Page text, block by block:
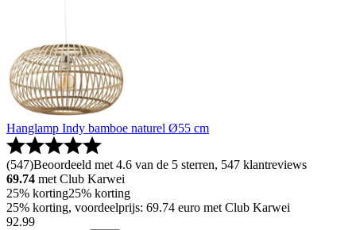
Hanglamp Indy bamboe naturel Ø55 cm
(547)Beoordeeld met 4.6 van de 5 sterren, 547 klantreviews
69.74 met Club Karwei
25% korting25% korting
25% korting, voordeelprijs: 69.74 euro met Club Karwei
92.99